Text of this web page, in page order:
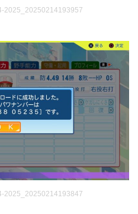
2025_20250214193957
2025_20250214193847